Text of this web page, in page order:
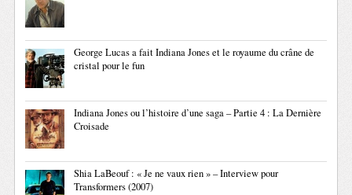
George Lucas a fait Indiana Jones et le royaume du crâne de
cristal pour le fun
Indiana Jones ou l’histoire d’une saga – Partie 4 : La Dernière
Croisade
Shia LaBeouf : « Je ne vaux rien » – Interview pour
Transformers (2007)